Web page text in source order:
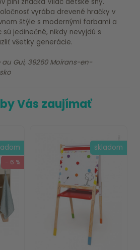
vyrába drevené hračky v
štýle s modernými farbami a
sú jedinečné, nikdy nevyjdú s
všetky generácie.
Gui, 39260 Moirans-en-
Vás zaujímať
- 6 %
skladom